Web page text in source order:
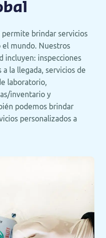
permite brindar servicios
mundo. Nuestros
incluyen: inspecciones
la llegada, servicios de
laboratorio,
inventario y
podemos brindar
personalizados a